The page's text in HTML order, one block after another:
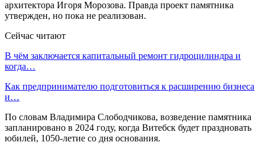
архитектора Игоря Морозова. Правда проект памятника
утвержден, но пока не реализован.
Сейчас читают
В чём заключается капитальный ремонт гидроцилиндра и
когда…
Как предпринимателю подготовиться к расширению бизнеса
и…
По словам Владимира Слободчикова, возведение памятника
запланировано в 2024 году, когда Витебск будет праздновать
юбилей, 1050‑летие со дня основания.